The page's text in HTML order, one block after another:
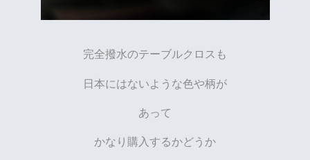
完全撥水のテーブルクロスも
日本にはないような色や柄が
あって
かなり購入するかどうか